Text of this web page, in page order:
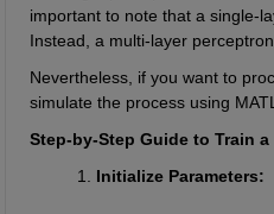
important to note that a single-
Instead, a multi-layer
Nevertheless, if you want to
simulate the process using
Step-by-Step Guide to Train a
Initialize Parameters: